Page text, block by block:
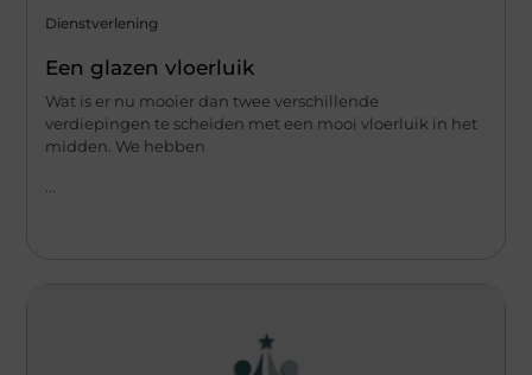
Dienstverlening
Een glazen vloerluik
Wat is er nu mooier dan twee verschillende
verdiepingen te scheiden met een mooi vloerluik in het
midden. We hebben